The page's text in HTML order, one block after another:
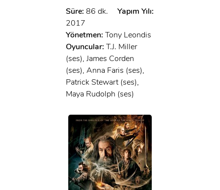
Süre: 86 dk.
Yapım Yılı:
2017
Yönetmen: Tony Leondis
Oyuncular: T.J. Miller
(ses), James Corden
(ses), Anna Faris (ses),
Patrick Stewart (ses),
Maya Rudolph (ses)